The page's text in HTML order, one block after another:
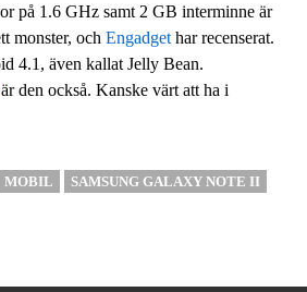
på 1.6 GHz samt 2 GB interminne är
monster, och Engadget har recenserat.
4.1, även kallat Jelly Bean.
är den också. Kanske värt att ha i
MOBIL SAMSUNG GALAXY NOTE II